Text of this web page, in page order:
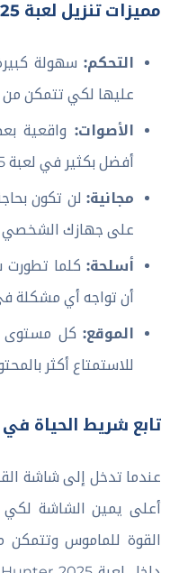
مميزات تنزيل لعبة Big Hunter 2025
التحكم: سهولة
عليها لكي تتمكن من
الأصوات: واقعية
أفضل بكثير في لعبة Big Hunter APK 2025.
مجانية: لن تكون
على جهازك الشخصي
أسلحة: كلما تطورت
أن تواجه أي مشكلة
الموقع: كل مستوى
للاستمتاع أكثر
تابع شريط الحياة في
عندما تدخل إلى شاشة
أعلى يمين الشاشة
القوة للماموس وتتمكن